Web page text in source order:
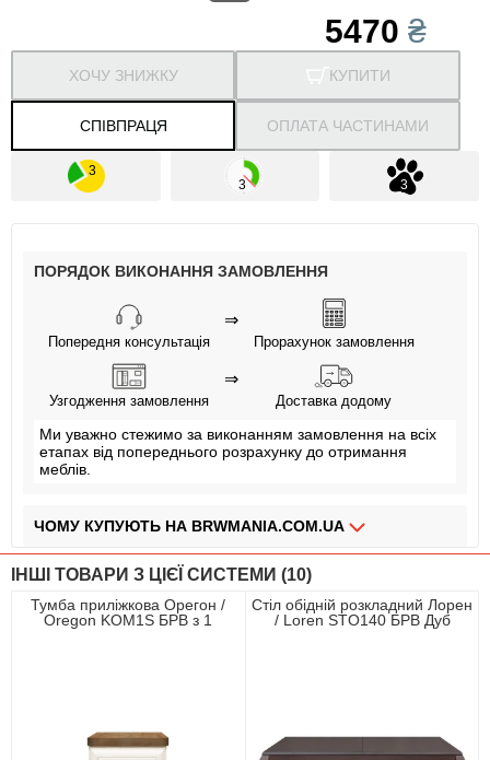
5470₴
КУПИТИ
СПІВПРАЦЯ
ХОЧУ ЗНИЖКУ
ОПЛАТА ЧАСТИНАМИ
ПОРЯДОК ВИКОНАННЯ ЗАМОВЛЕННЯ
Попередня консультація
⇒
Прорахунок замовлення
Узгодження замовлення
⇒
Доставка додому
Ми уважно стежимо за виконанням замовлення на всіх
етапах від попереднього розрахунку до отримання
меблів.
ЧОМУ КУПУЮТЬ НА BRWMANIA.COM.UA
МЕБЛІ НА БУДЬ ЯКИЙ СМАК
ДОСТАВКА ЗА 2 ДНІ
99,9% ЗАДОВОЛЕНИХ КЛІЄНТІВ
ІНШІ ТОВАРИ З ЦІЄЇ СИСТЕМИ (10)
Тумба приліжкова Орегон /
Oregon KOM1S БРВ з 1
Стіл обідній розкладний Лорен
/ Loren STO140 БРВ Дуб